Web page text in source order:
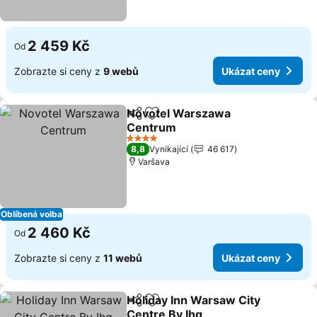
Od 2 459 Kč
Zobrazte si ceny z 9 webů Ukázat ceny
Oblíbená volba
SdíletPřidat na seznam oblíbených
Novotel Warszawa
Centrum
Ukázat ceny
4 Počet hvězdiček
8,8 Vynikající
46 617
Varšava
Od 2 460 Kč
Zobrazte si ceny z 11 webů Ukázat ceny
SdíletPřidat na seznam oblíbených
Holiday Inn Warsaw City
Centre By Ihg